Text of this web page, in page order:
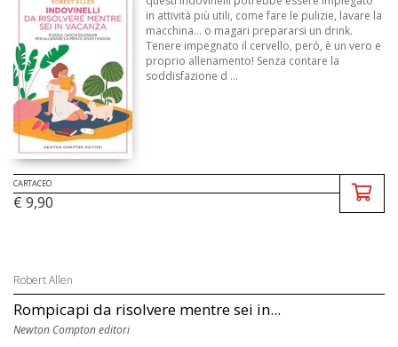
in attività più utili, come fare le pulizie, lavare la
macchina... o magari prepararsi un drink.
Tenere impegnato il cervello, però, è un vero e
proprio allenamento! Senza contare la
soddisfazione d ...
CARTACEO
€ 9,90
Robert Allen
Rompicapi da risolvere mentre sei in...
Newton Compton editori